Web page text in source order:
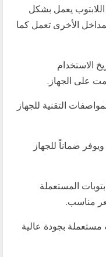
يعمل بشكل
الأخرى تعمل كما
الاستخدام
على الجهاز.
التقنية للجهاز
ضماناً للجهاز
المستعملة
مناسب.
مستعملة بجودة عالية